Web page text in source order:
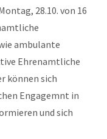
28.10. von 16
ambulante
Ehrenamtliche
können sich
Engagemnt in
und sich